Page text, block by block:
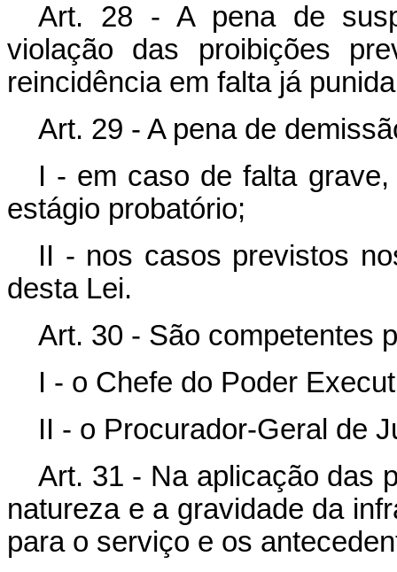
Art. 28 - A pena de
violação das proibições
reincidência em falta já
Art. 29 - A pena de
I - em caso de falta
estágio probatório;
II - nos casos previstos
desta Lei.
Art. 30 - São competentes
I - o Chefe do Poder
II - o Procurador-Geral de
Art. 31 - Na aplicação das
natureza e a gravidade da
para o serviço e os